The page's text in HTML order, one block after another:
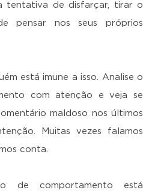
tentativa de disfarçar, tirar o
pensar nos seus próprios
está imune a isso. Analise o
com atenção e veja se
maldoso nos últimos
Muitas vezes falamos
conta.
de comportamento está